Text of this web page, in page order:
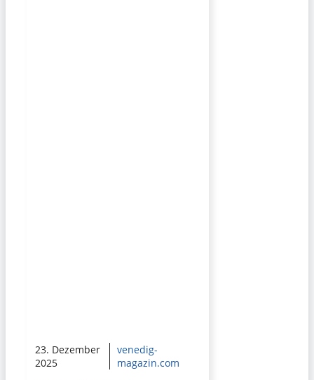
23. Dezember
2025
venedig-
magazin.com